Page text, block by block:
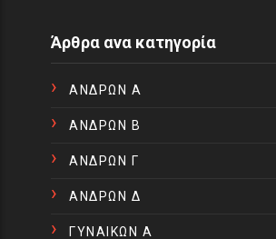
Άρθρα ανα κατηγορία
ΑΝΔΡΩΝ Α
ΑΝΔΡΩΝ Β
ΑΝΔΡΩΝ Γ
ΑΝΔΡΩΝ Δ
ΓΥΝΑΙΚΩΝ Α